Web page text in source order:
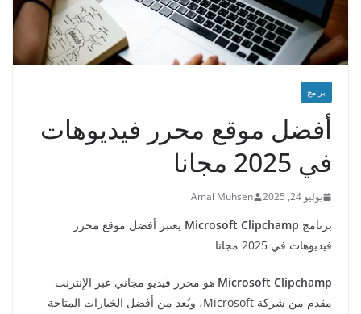
برامج
أفضل موقع محرر فيديوهات
في 2025 مجانا
يوليو 24, 2025 Amal Muhsen
برنامج Microsoft Clipchamp يعتبر أفضل موقع محرر
فيديوهات في 2025 مجانا
Microsoft Clipchamp هو محرر فيديو مجاني عبر الإنترنت
مقدم من شركة Microsoft، ويُعد من أفضل الخيارات المتاحة